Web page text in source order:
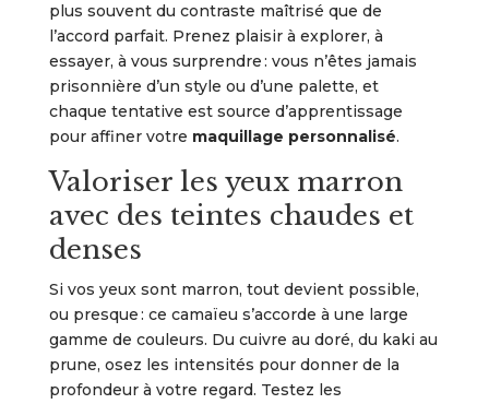
plus souvent du contraste maîtrisé que de
l’accord parfait. Prenez plaisir à explorer, à
essayer, à vous surprendre : vous n’êtes jamais
prisonnière d’un style ou d’une palette, et
chaque tentative est source d’apprentissage
pour affiner votre maquillage personnalisé.
Valoriser les yeux marron
avec des teintes chaudes et
denses
Si vos yeux sont marron, tout devient possible,
ou presque : ce camaïeu s’accorde à une large
gamme de couleurs. Du cuivre au doré, du kaki au
prune, osez les intensités pour donner de la
profondeur à votre regard. Testez les